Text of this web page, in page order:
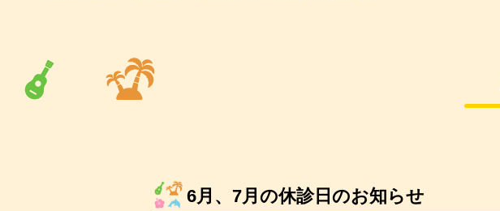
6月、7月の休診日のお知らせ